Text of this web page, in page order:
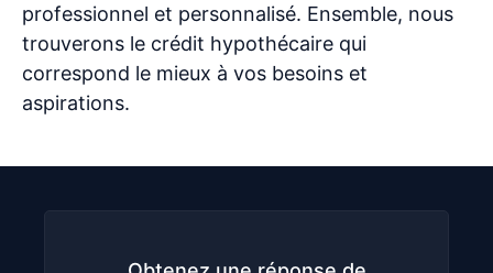
professionnel et personnalisé. Ensemble, nous
trouverons le crédit hypothécaire qui
correspond le mieux à vos besoins et
aspirations.